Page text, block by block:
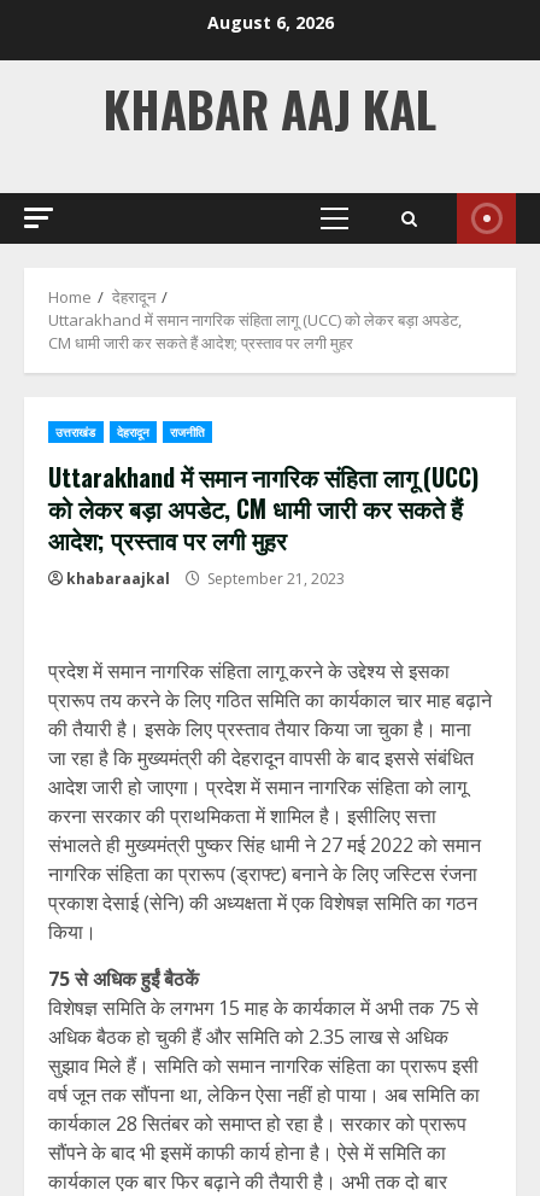
August 6, 2026
KHABAR AAJ KAL
Primary
Home
देहरादून
Uttarakhand में समान नागरिक संहिता लागू (UCC) को लेकर बड़ा अपडेट,
CM धामी जारी कर सकते हैं आदेश; प्रस्ताव पर लगी मुहर
उत्तराखंड देहरादून राजनीति
Uttarakhand में समान नागरिक संहिता लागू (UCC)
को लेकर बड़ा अपडेट, CM धामी जारी कर सकते हैं
आदेश; प्रस्ताव पर लगी मुहर
khabaraajkal September 21, 2023
प्रदेश में समान नागरिक संहिता लागू करने के उद्देश्य से इसका
प्रारूप तय करने के लिए गठित समिति का कार्यकाल चार माह बढ़ाने
की तैयारी है। इसके लिए प्रस्ताव तैयार किया जा चुका है। माना
जा रहा है कि मुख्यमंत्री की देहरादून वापसी के बाद इससे संबंधित
आदेश जारी हो जाएगा। प्रदेश में समान नागरिक संहिता को लागू
करना सरकार की प्राथमिकता में शामिल है। इसीलिए सत्ता
संभालते ही मुख्यमंत्री पुष्कर सिंह धामी ने 27 मई 2022 को समान
नागरिक संहिता का प्रारूप (ड्राफ्ट) बनाने के लिए जस्टिस रंजना
प्रकाश देसाई (सेनि) की अध्यक्षता में एक विशेषज्ञ समिति का गठन
किया।
75 से अधिक हुईं बैठकें
विशेषज्ञ समिति के लगभग 15 माह के कार्यकाल में अभी तक 75 से
अधिक बैठक हो चुकी हैं और समिति को 2.35 लाख से अधिक
सुझाव मिले हैं। समिति को समान नागरिक संहिता का प्रारूप इसी
वर्ष जून तक सौंपना था, लेकिन ऐसा नहीं हो पाया। अब समिति का
कार्यकाल 28 सितंबर को समाप्त हो रहा है। सरकार को प्रारूप
सौंपने के बाद भी इसमें काफी कार्य होना है। ऐसे में समिति का
कार्यकाल एक बार फिर बढ़ाने की तैयारी है। अभी तक दो बार